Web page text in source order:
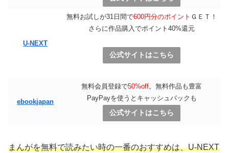
U-NEXT
無料お試しが31日間で600円分のポイント ＧＥＴ！
さらに作品購入でポイント40%還元
公式サイトはこちら
ebookjapan
無料会員登録で50%off。無料作品も豊富
PayPayを使うとキャッシュバックも
公式サイトはこちら
まんがを無料で読みたい時の一番のおすすめは、U-NEXT